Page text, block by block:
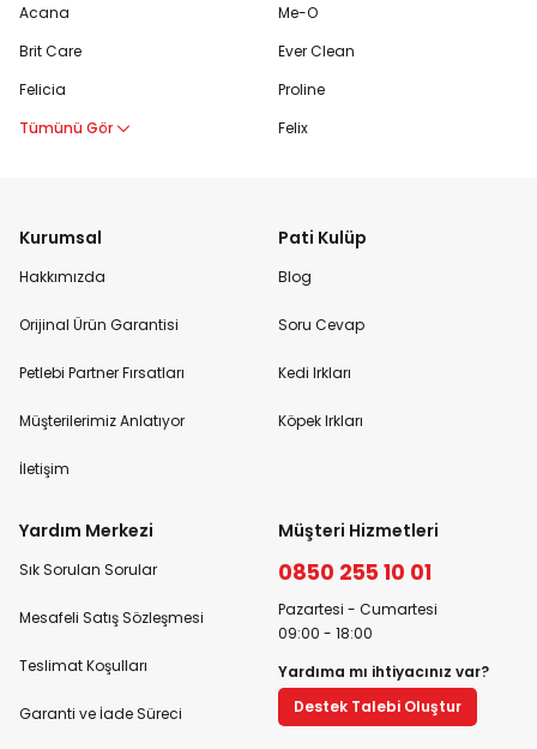
Acana
Brit Care
Felicia
Tümünü Gör
Me-O
Ever Clean
Proline
Felix
Kurumsal
Hakkımızda
Orijinal Ürün Garantisi
Petlebi Partner Fırsatları
Müşterilerimiz Anlatıyor
İletişim
Pati Kulüp
Blog
Soru Cevap
Kedi Irkları
Köpek Irkları
Yardım Merkezi
Sık Sorulan Sorular
Mesafeli Satış Sözleşmesi
Teslimat Koşulları
Garanti ve İade Süreci
Müşteri Hizmetleri
0850 255 10 01
Pazartesi - Cumartesi
09:00 - 18:00
Yardıma mı ihtiyacınız var?
Destek Talebi Oluştur